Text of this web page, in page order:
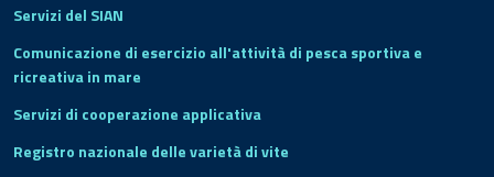
Servizi del SIAN
Comunicazione di esercizio all'attività di pesca sportiva e
ricreativa in mare
Servizi di cooperazione applicativa
Registro nazionale delle varietà di vite